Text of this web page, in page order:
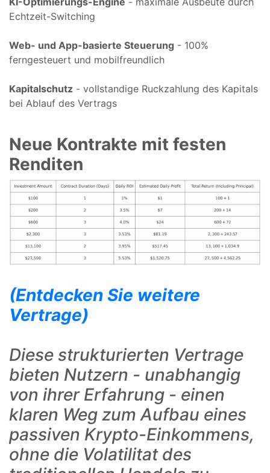
Echtzeit-Switching
Web- und App-basierte Steuerung - 100%
ferngesteuert und mobilfreundlich
Kapitalschutz - vollstandige Ruckzahlung des Kapitals
bei Ablauf des Vertrags
Neue Kontrakte mit festen
Renditen
(Entdecken Sie weitere
Vertrage)
Diese strukturierten Vertrage
bieten Nutzern - unabhangig
von ihrer Erfahrung - einen
klaren Weg zum Aufbau eines
passiven Krypto-Einkommens,
ohne die Volatilitat des